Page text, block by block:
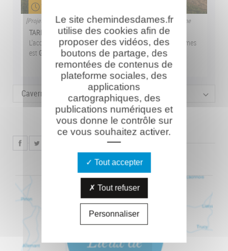
[Projet pédagogique 2007-2008] Caverne du Dragon dans la brume
TARIF :
L'accès au Centre d'Accueil du Visiteur du Chemin des Dames
est GRATUIT.
Caverne du Dragon
Le site chemindesdames.fr
utilise des cookies afin de
proposer des vidéos, des
boutons de partage, des
remontées de contenus de
plateforme sociales, des
applications
cartographiques, des
publications numériques et
vous donne le contrôle sur
ce vous souhaitez activer.
Tout accepter
Tout refuser
Personnaliser